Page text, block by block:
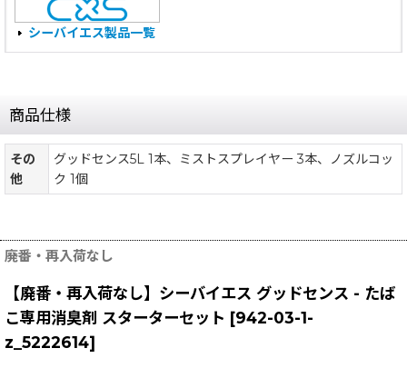
シーバイエス製品一覧
商品仕様
その
他
グッドセンス5L 1本、ミストスプレイヤー 3本、ノズルコッ
ク 1個
廃番・再入荷なし
【廃番・再入荷なし】シーバイエス グッドセンス - たば
こ専用消臭剤 スターターセット [942-03-1-
z_5222614]